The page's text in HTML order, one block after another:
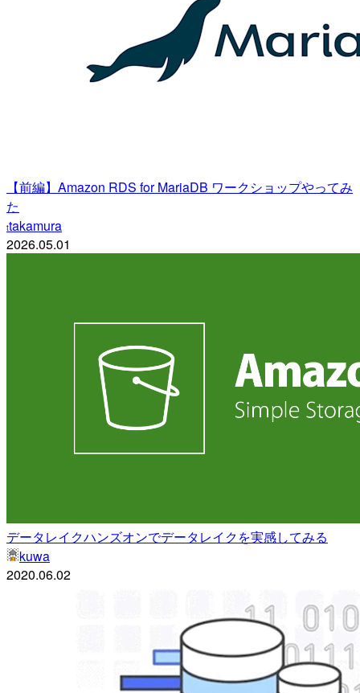
【前編】Amazon RDS for MariaDB ワークショップやってみ
た
ttakamura
2026.05.01
データレイクハンズオンでデータレイクを実感してみる
kuwa
2020.06.02